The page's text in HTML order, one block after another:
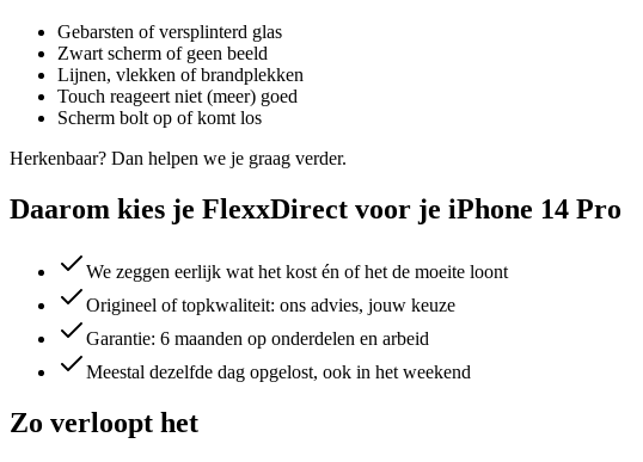
Gebarsten of versplinterd glas
Zwart scherm of geen beeld
Lijnen, vlekken of brandplekken
Touch reageert niet (meer) goed
Scherm bolt op of komt los
Herkenbaar? Dan helpen we je graag verder.
Daarom kies je FlexxDirect voor je iPhone 14 Pro
We zeggen eerlijk wat het kost én of het de moeite loont
Origineel of topkwaliteit: ons advies, jouw keuze
Garantie: 6 maanden op onderdelen en arbeid
Meestal dezelfde dag opgelost, ook in het weekend
Zo verloopt het